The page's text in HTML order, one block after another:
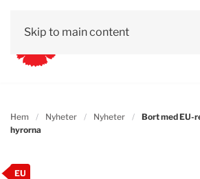
Skip to main content
Hem Nyheter Nyheter
Bort med EU-
hyrorna
EU